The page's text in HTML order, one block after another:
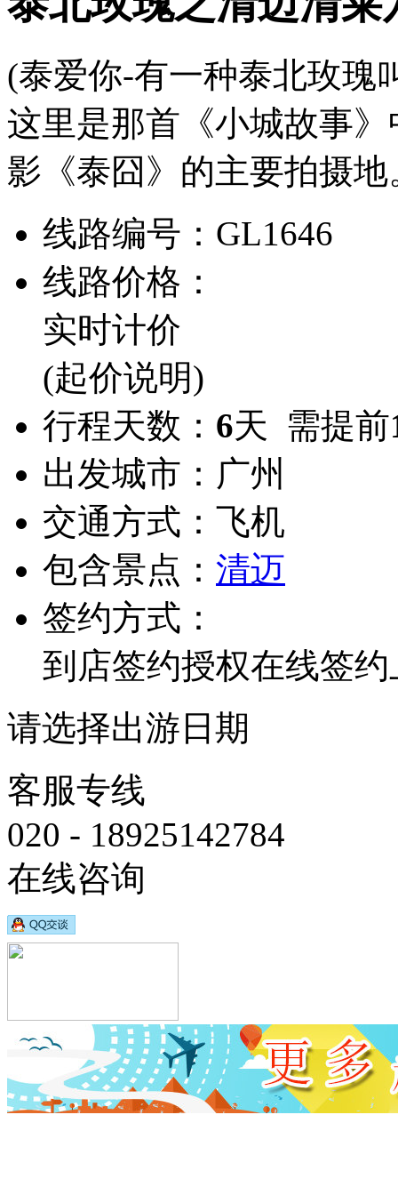
(泰爱你-有一种泰北玫瑰
这里是那首《小城故事
影《泰囧》的主要拍摄地
线路编号： GL1646
线路价格：
实时计价
(起价说明)
行程天数： 6天 需提前
出发城市： 广州
交通方式： 飞机
包含景点： 清迈
签约方式：
到店签约授权在线签约
请选择出游日期
客服专线
020 - 18925142784
在线咨询